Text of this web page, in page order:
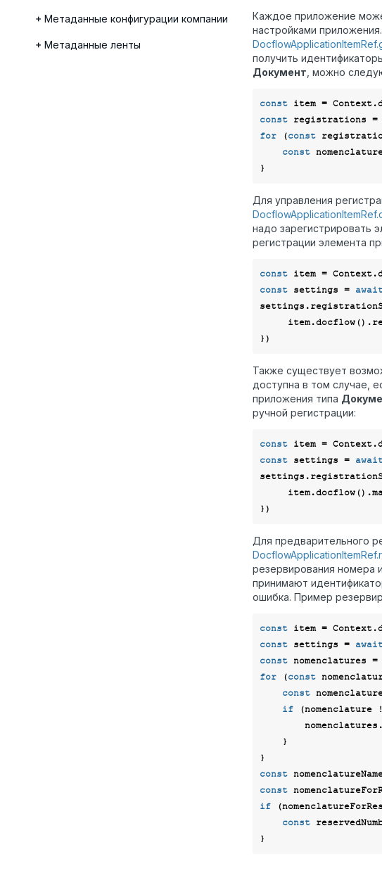
Метаданные конфигурации компании
Метаданные ленты
Каждое приложение
настройками
получить
Документ , можно
const
const registrations =
for (const
const
Для управления
надо зарегистрировать
регистрации элемента
const
const settings =
Также существует
доступна в том случае,
приложения типа
ручной регистрации:
const
const settings =
Для предварительного
резервирования номера
принимают
ошибка. Пример
const
const settings =
const
for (const
const
if (nomenclature
const
const
if
const